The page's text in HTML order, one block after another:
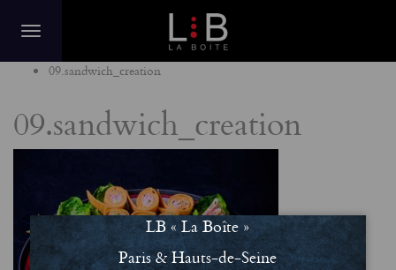
09.sandwich_creation
09.sandwich_creation
LB « La Boîte »
Paris & Hauts-de-Seine